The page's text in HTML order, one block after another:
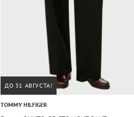
ДО 31 АВГУСТА!
TOMMY HILFIGER